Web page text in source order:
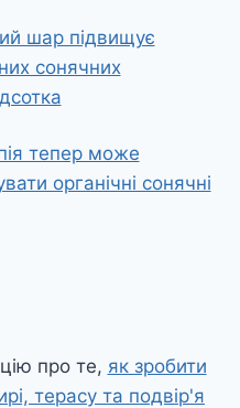
шар підвищує
сонячних
тепер може
органічні сонячні
про те, як зробити
терасу та подвір'я